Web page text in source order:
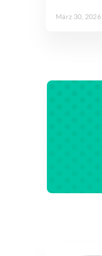
März 30, 2026